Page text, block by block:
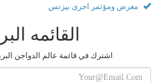
معرض ومؤتمر اجرى بيزنس
القائمه
اشترك في قائمة عالم الدواجن